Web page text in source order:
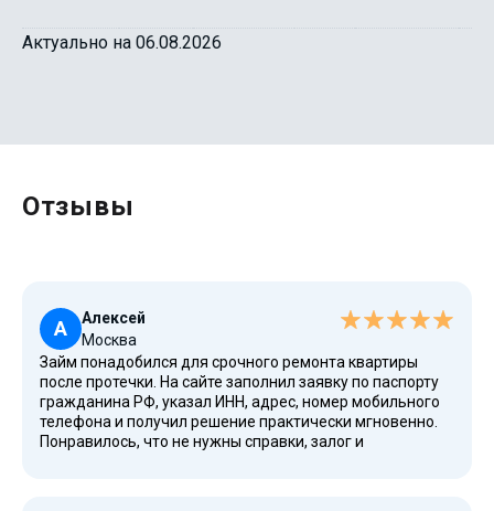
Актуально на 06.08.2026
Отзывы
А
Алексей
Москва
Займ понадобился для срочного ремонта квартиры
после протечки. На сайте заполнил заявку по паспорту
гражданина РФ, указал ИНН, адрес, номер мобильного
телефона и получил решение практически мгновенно.
Понравилось, что не нужны справки, залог и